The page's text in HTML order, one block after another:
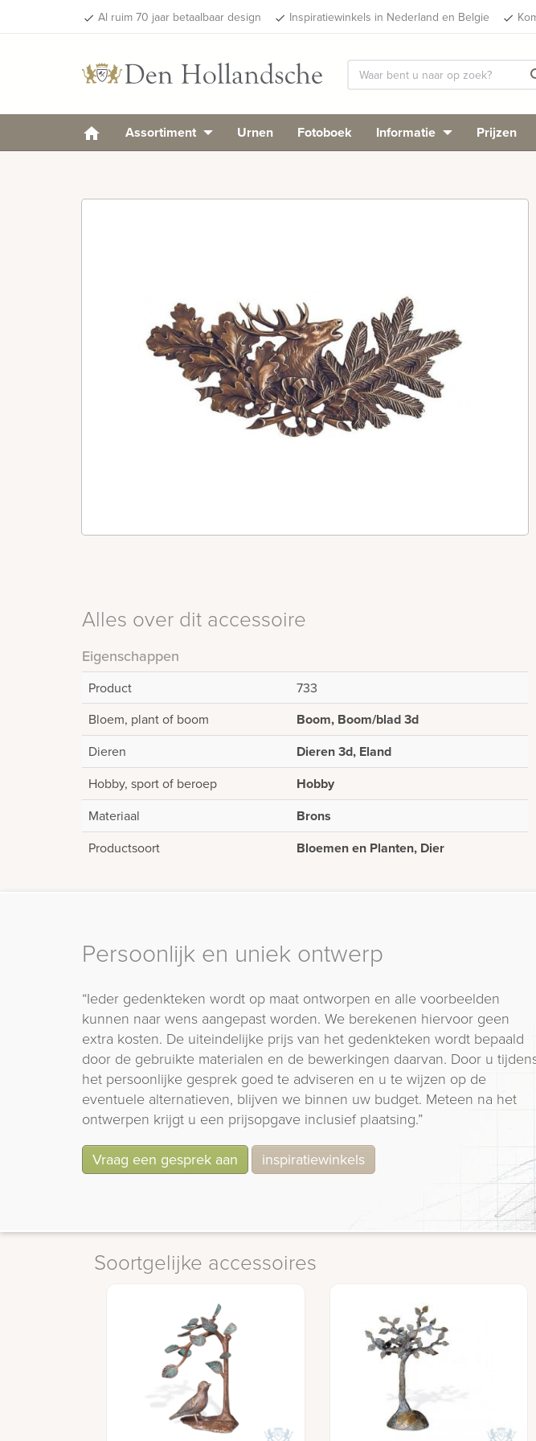
done Al ruim 70 jaar betaalbaar design done Inspiratiewinkels in Nederland en Belgie done
Assortiment Urnen Fotoboek Informatie Prijzen
Alles over dit accessoire
Eigenschappen
Product
733
Bloem, plant of boom
Boom, Boom/blad 3d
Dieren Dieren 3d, Eland
Hobby, sport of beroep Hobby
Materiaal Brons
Productsoort Bloemen en Planten, Dier
Persoonlijk en uniek ontwerp
“Ieder gedenkteken wordt op maat ontworpen en alle voorbeelden
kunnen naar wens aangepast worden. We berekenen hiervoor geen
extra kosten. De uiteindelijke prijs van het gedenkteken wordt bepaald
door de gebruikte materialen en de bewerkingen daarvan. Door u
het persoonlijke gesprek goed te adviseren en u te wijzen op de
eventuele alternatieven, blijven we binnen uw budget. Meteen na het
ontwerpen krijgt u een prijsopgave inclusief plaatsing.”
Vraag een gesprek aan inspiratiewinkels
Soortgelijke accessoires